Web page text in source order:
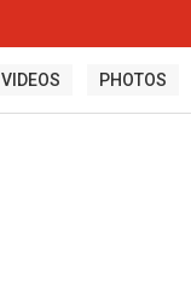
VIDEOS PHOTOS